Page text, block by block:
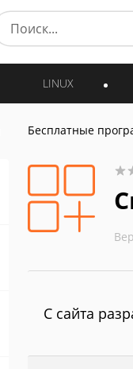
LINUX
Бесплатные
С сайта